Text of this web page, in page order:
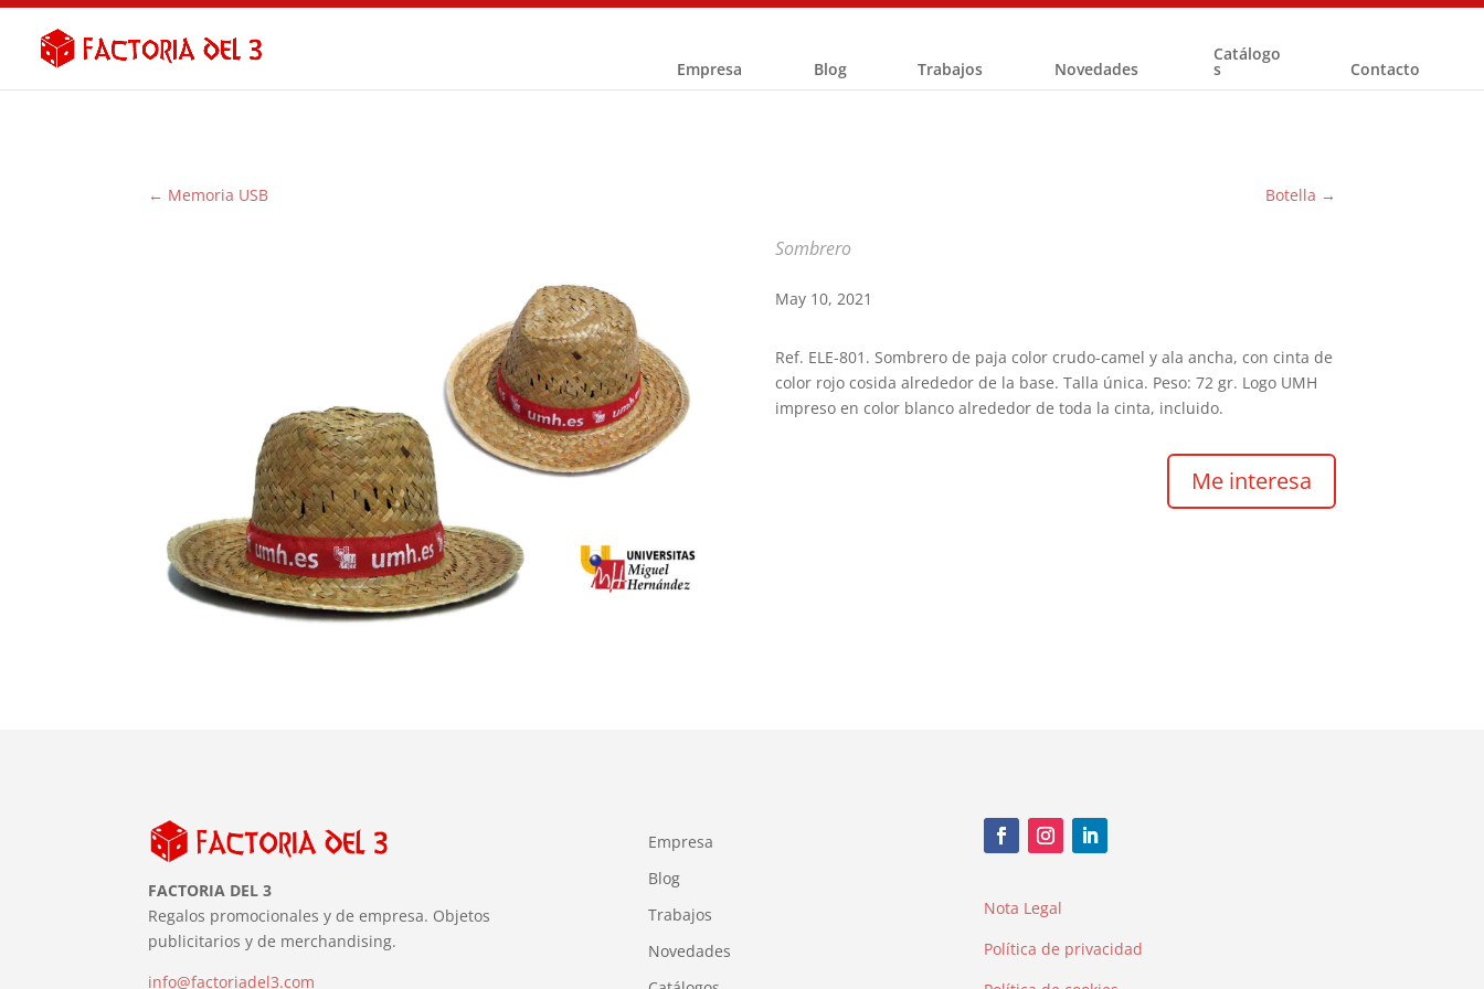
Empresa Blog Trabajos Novedades
Catálogo
s Contacto
← Memoria USB Botella →
Sombrero
May 10, 2021
Ref. ELE-801. Sombrero de paja color crudo-camel y ala ancha, con cinta de
color rojo cosida alrededor de la base. Talla única. Peso: 72 gr. Logo UMH
impreso en color blanco alrededor de toda la cinta, incluido.
Me interesa
FACTORIA DEL 3
Regalos promocionales y de empresa. Objetos
publicitarios y de merchandising.
info@factoriadel3.com
Empresa
Blog
Trabajos
Novedades
Nota Legal
Política de privacidad